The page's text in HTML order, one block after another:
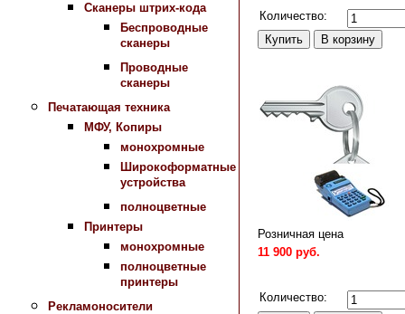
Сканеры штрих-кода
Беспроводные
сканеры
Проводные
сканеры
Печатающая техника
МФУ, Копиры
монохромные
Широкоформатные
устройства
полноцветные
Принтеры
монохромные
полноцветные
принтеры
Рекламоносители
Количество:
Розничная цена
11 900 руб.
Количество: